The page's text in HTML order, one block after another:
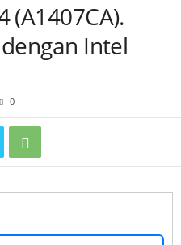
(A1407CA).
Intel
0